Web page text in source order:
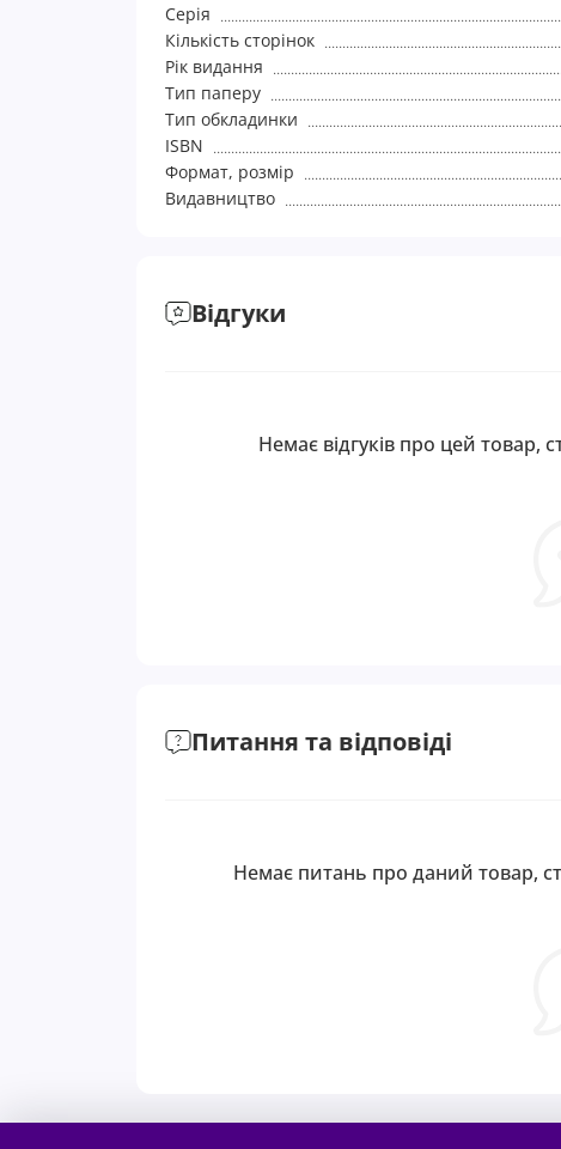
Серія
Кількість сторінок
Рік видання
Тип паперу
Тип обкладинки
ISBN
Формат, розмір
Видавництво
Відгуки
Немає відгуків про цей товар,
Питання та відповіді
Немає питань про даний товар,